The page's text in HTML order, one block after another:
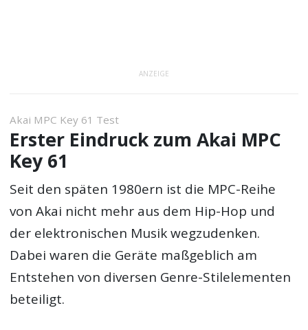
ANZEIGE
Akai MPC Key 61 Test
Erster Eindruck zum Akai MPC
Key 61
Seit den späten 1980ern ist die MPC-Reihe
von Akai nicht mehr aus dem Hip-Hop und
der elektronischen Musik wegzudenken.
Dabei waren die Geräte maßgeblich am
Entstehen von diversen Genre-Stilelementen
beteiligt.